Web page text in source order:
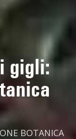
gigli:
BOTANICA